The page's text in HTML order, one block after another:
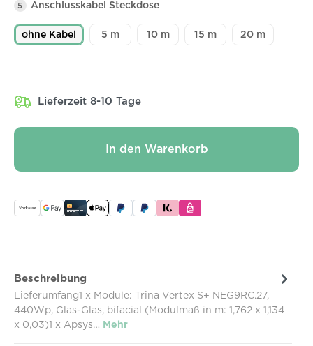
5 Anschlusskabel Steckdose
ohne Kabel 5 m 10 m 15 m 20 m
Lieferzeit 8-10 Tage
In den Warenkorb
Beschreibung
Lieferumfang1 x Module: Trina Vertex S+ NEG9RC.27,
440Wp, Glas-Glas, bifacial (Modulmaß in m: 1,762 x 1,134
x 0,03)1 x Apsys… Mehr